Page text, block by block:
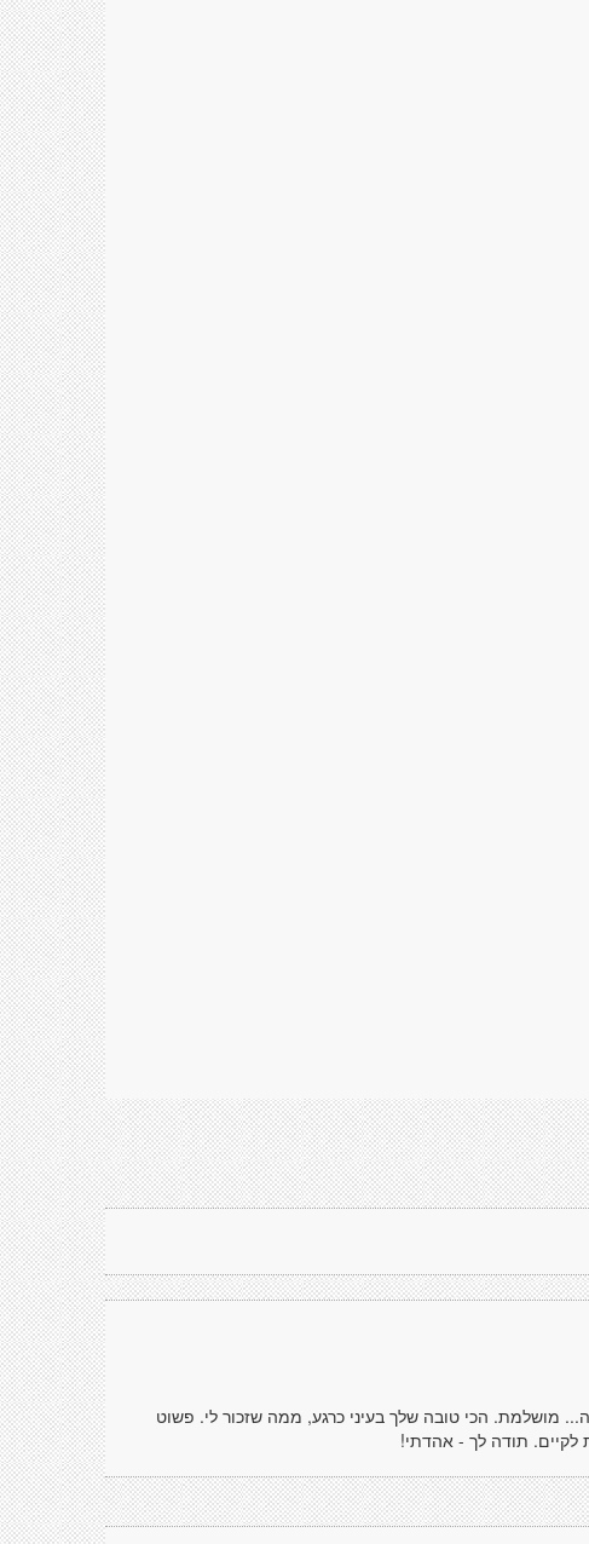
מושלמת. הכי טובה שלך בעיני כרגע, ממה שזכור לי. פשוט
תודה לך - אהדתי!